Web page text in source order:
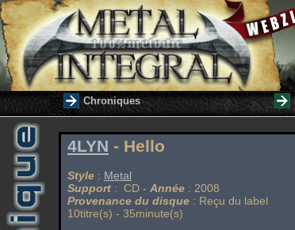
Chroniques
4LYN - Hello
Style : Metal
Support : CD - Année : 2008
Provenance du disque : Reçu du label
10titre(s) - 35minute(s)